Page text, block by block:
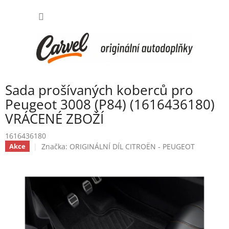
Sada prošívaných koberců pro
Peugeot 3008 (P84) (1616436180)
VRÁCENÉ ZBOŽÍ
1616436180
Akce Značka: ORIGINÁLNÍ DÍL CITROËN - PEUGEOT